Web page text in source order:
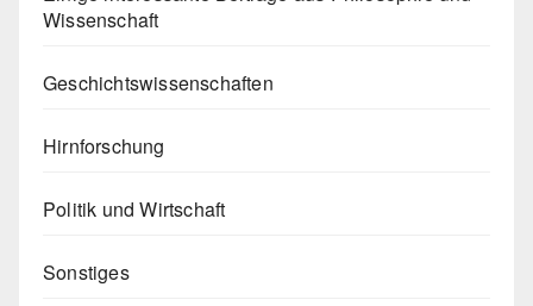
Wissenschaft
Geschichtswissenschaften
Hirnforschung
Politik und Wirtschaft
Sonstiges